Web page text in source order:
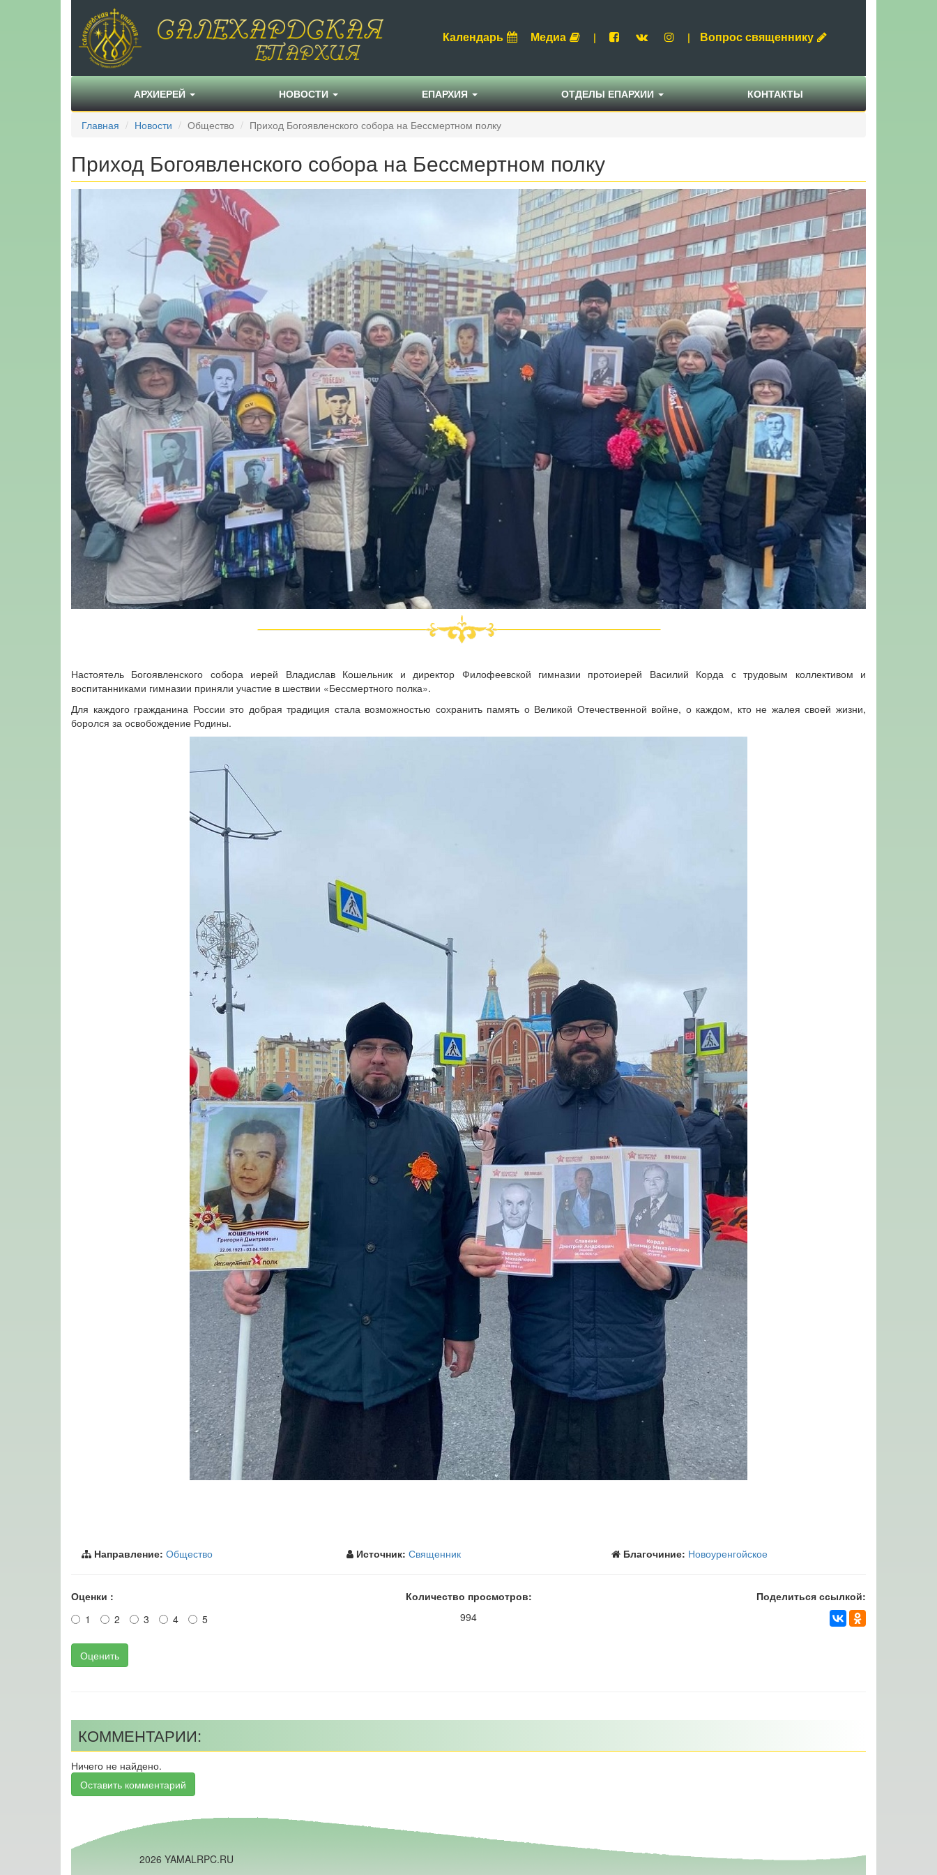
Календарь Медиа | | Вопрос священнику
АРХИЕРЕЙ НОВОСТИ ЕПАРХИЯ ОТДЕЛЫ ЕПАРХИИ КОНТАКТЫ
Главная Новости Общество Приход Богоявленского собора на Бессмертном полку
Приход Богоявленского собора на Бессмертном полку
Настоятель Богоявленского собора иерей Владислав Кошельник и директор Филофеевской гимназии протоиерей Василий Корда с трудовым коллективом и
воспитанниками гимназии приняли участие в шествии «Бессмертного полка».
Для каждого гражданина России это добрая традиция стала возможностью сохранить память о Великой Отечественной войне, о каждом, кто не жалея своей жизни,
боролся за освобождение Родины.
Направление: Общество Источник: Священник Благочиние: Новоуренгойское
Оценки :
1
2 3 4 5
Оценить
Количество просмотров:
994
Поделиться ссылкой:
КОММЕНТАРИИ:
Ничего не найдено.
Оставить комментарий
2026 YAMALRPC.RU